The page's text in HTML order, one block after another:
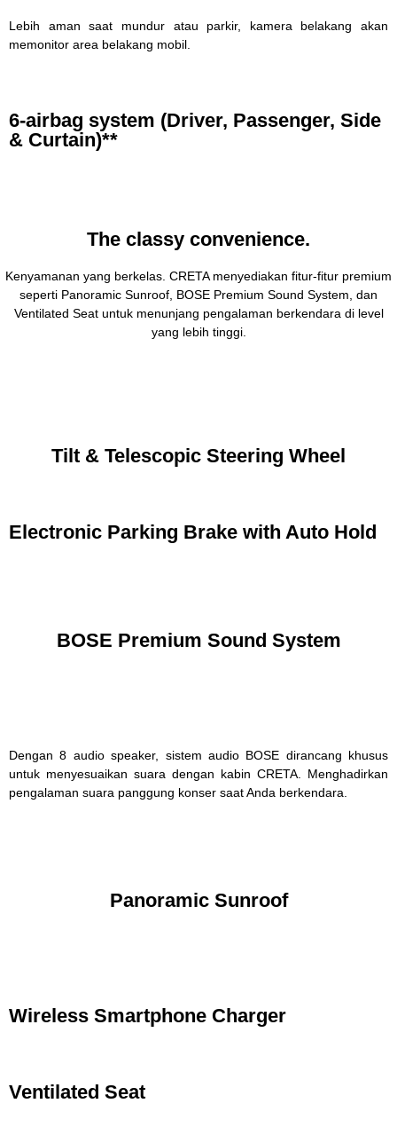
Lebih aman saat mundur atau parkir, kamera belakang akan
memonitor area belakang mobil.
6-airbag system (Driver, Passenger, Side
& Curtain)**
The classy convenience.
Kenyamanan yang berkelas. CRETA menyediakan fitur-fitur premium
seperti Panoramic Sunroof, BOSE Premium Sound System, dan
Ventilated Seat untuk menunjang pengalaman berkendara di level
yang lebih tinggi.
Tilt & Telescopic Steering Wheel
Electronic Parking Brake with Auto Hold
BOSE Premium Sound System
Dengan 8 audio speaker, sistem audio BOSE dirancang khusus
untuk menyesuaikan suara dengan kabin CRETA. Menghadirkan
pengalaman suara panggung konser saat Anda berkendara.
Panoramic Sunroof
Wireless Smartphone Charger
Ventilated Seat